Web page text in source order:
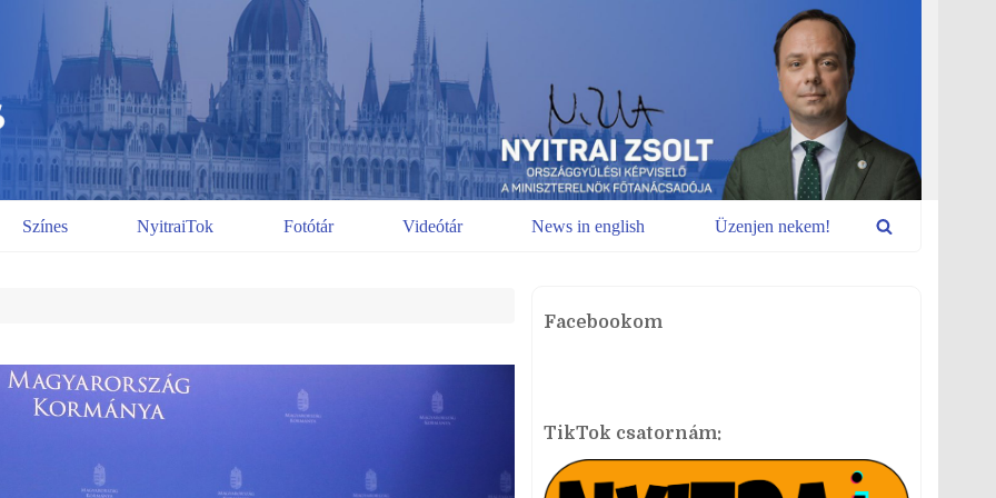
Színes NyitraiTok Fotótár Videótár News in english Üzenjen nekem!
Facebookom
TikTok csatornám: